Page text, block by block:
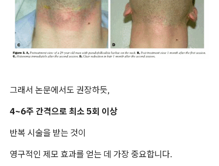
그래서 논문에서도 권장하듯,
4~6주 간격으로 최소 5회 이상
반복 시술을 받는 것이
영구적인 제모 효과를 얻는 데 가장 중요합니다.